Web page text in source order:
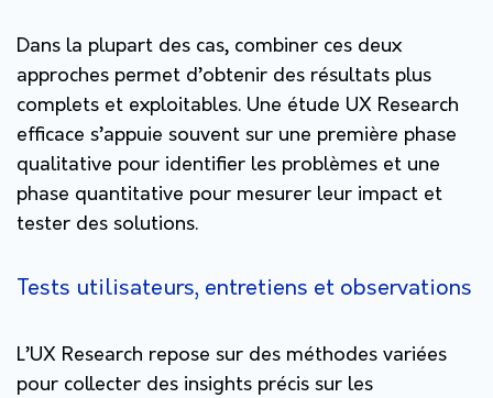
Dans la plupart des cas, combiner ces deux
approches permet d’obtenir des résultats plus
complets et exploitables. Une étude UX Research
efficace s’appuie souvent sur une première phase
qualitative pour identifier les problèmes et une
phase quantitative pour mesurer leur impact et
tester des solutions.
Tests utilisateurs, entretiens et observations
L’UX Research repose sur des méthodes variées
pour collecter des insights précis sur les